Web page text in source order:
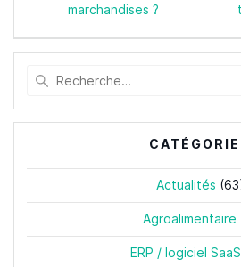
marchandises ?
:
Actualités
Agroalimentaire
ERP / logiciel SaaS